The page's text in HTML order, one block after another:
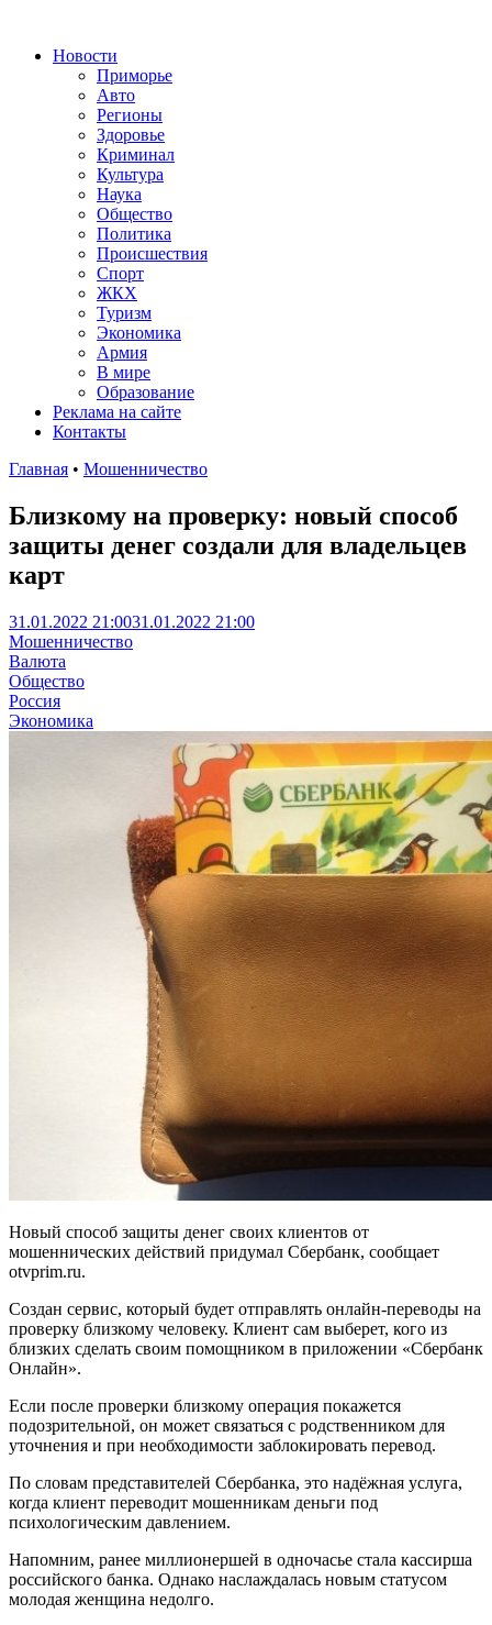
Новости
Приморье
Авто
Регионы
Здоровье
Криминал
Культура
Наука
Общество
Политика
Происшествия
Спорт
ЖКХ
Туризм
Экономика
Армия
В мире
Образование
Реклама на сайте
Контакты
Главная • Мошенничество
Близкому на проверку: новый способ
защиты денег создали для владельцев
карт
31.01.2022 21:0031.01.2022 21:00
Мошенничество
Валюта
Общество
Россия
Экономика
Новый способ защиты денег своих клиентов от
мошеннических действий придумал Сбербанк, сообщает
otvprim.ru.
Создан сервис, который будет отправлять онлайн-переводы на
проверку близкому человеку. Клиент сам выберет, кого из
близких сделать своим помощником в приложении «Сбербанк
Онлайн».
Если после проверки близкому операция покажется
подозрительной, он может связаться с родственником для
уточнения и при необходимости заблокировать перевод.
По словам представителей Сбербанка, это надёжная услуга,
когда клиент переводит мошенникам деньги под
психологическим давлением.
Напомним, ранее миллионершей в одночасье стала кассирша
российского банка. Однако наслаждалась новым статусом
молодая женщина недолго.